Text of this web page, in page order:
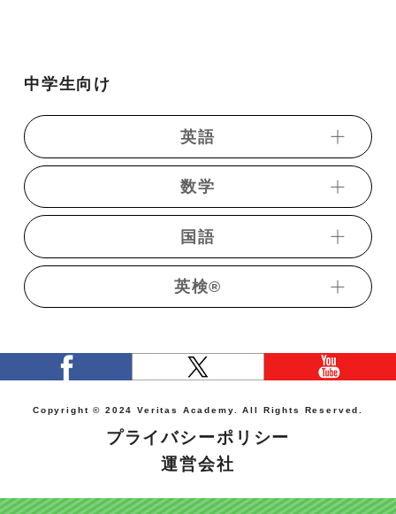
・厳選36題受験数学ⅠＡⅡＢ 標準（教科書内容
を終えた人向け）
・共通テスト対策数学演習
・共通テスト数学ⅠＡ過去問演習
・共通テスト数学ⅡＢ過去問演習
・共通テストレベル数学１
・共通テストレベル数学２
・数学β講座(文理共通)
・数学β講座ⅠＡ
ト・２次試験対策）
・青山・立教大学現代文
・小論文対策講座(文系)
・小論文対策講座(理系)
・推薦入試対策講座
・面接･志望理由書対策講座
・短期完成中学古文
・《ベリトレ》最重要古文単語292 【和訳テス
・古文読解（教科書レベル）
・基礎古文Ⅰ（古典文法）
・基礎古文Ⅱ（読解）
・私大古文演習
・共通テストレベル古文基礎
・共通テストレベル古文発展
・共通テストレベル物理基礎
・共通テスト対策物理演習【力学編】
・共通テスト対策物理演習【熱力学編】
・共通テスト対策物理演習【波動編】
・共通テスト対策物理演習【電磁気編】
・共通テスト対策物理演習【原子物理編】
・共通テスト物理過去問演習
・理系化学講義
・理系化学講義(理論化学)
・化学基礎＋化学 演習 (基礎〜応用)
・共通テスト化学基礎過去問演習
・共通テストレベル化学基礎
・《ベリトレ》日本史一問一答
・日本史テーマ別演習
・共通テスト対策日本史演習【時代別】
・共通テスト日本史過去問演習
・共通テストレベル日本史
・日本史難関私大演習
・日本史難関私大演習（文化史）
・まるわかり入試世界史講義 （先史〜近世史
・まるわかり入試世界史講義 （近・現代史編）
・世界史一問一答
・共通テスト対策世界史演習
・【旺文社】7日間完成予想問題ドリル 準1級
中学生向け
英語
・動画発音記号
・都道府県別高校入試英語
・《ベリトレ》フリック英単語1800
・短期完成中学英語
数学
・トレーニング数学【中学】
・都道府県別高校入試数学
国語
・短期完成中学国語
英検®︎
校・学習塾向け限定配信）
校・学習塾向け限定配信）
・【旺文社】7日間完成予想問題ドリル 3級
Copyright © 2024 Veritas Academy. All Rights Reserved.
プライバシーポリシー
運営会社